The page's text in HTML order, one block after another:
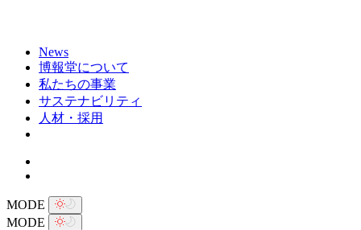
News
博報堂について
私たちの事業
サステナビリティ
人材・採用
MODE
MODE